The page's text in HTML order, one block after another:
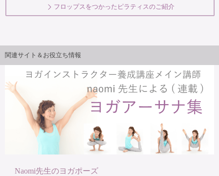
フロップスをつかったピラティスのご紹介
関連サイト＆お役立ち情報
Naomi先生のヨガポーズ